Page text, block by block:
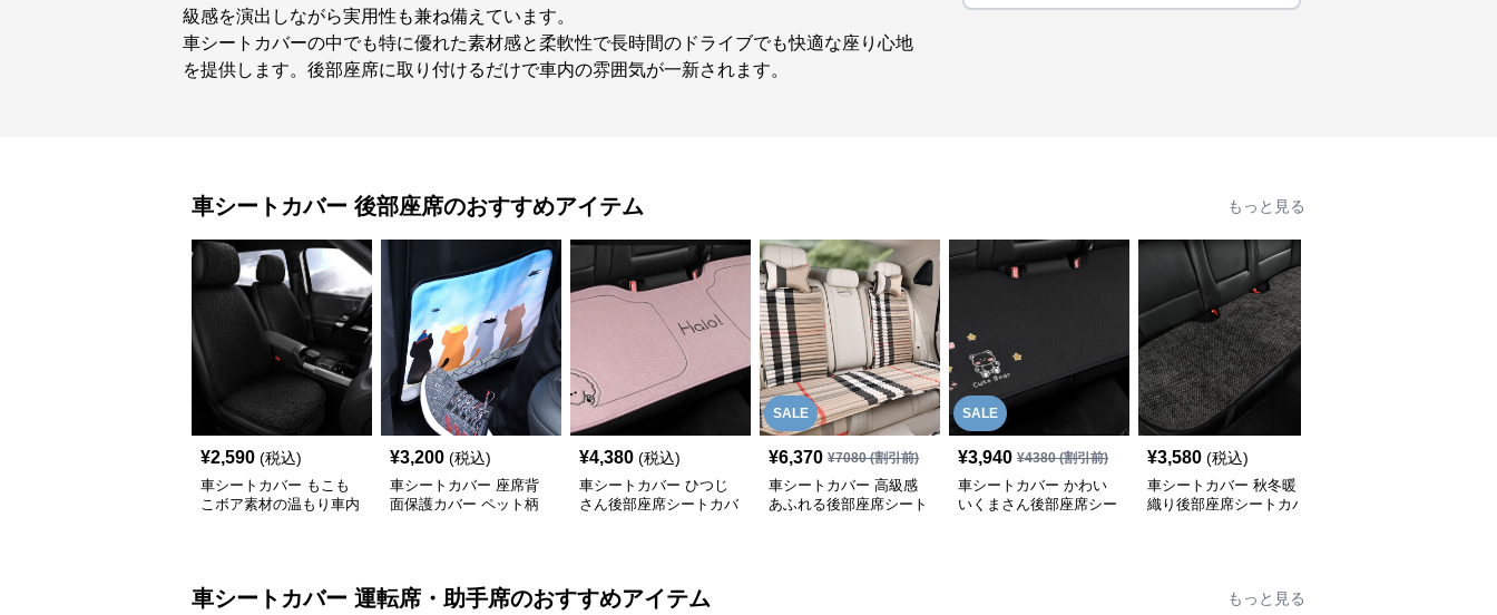
級感を演出しながら実用性も兼ね備えています。
車シートカバーの中でも特に優れた素材感と柔軟性で長時間のドライブでも快適な座り心地
を提供します。後部座席に取り付けるだけで車内の雰囲気が一新されます。
車シートカバー 後部座席のおすすめアイテム もっと見る
¥2,590 (税込)
車シートカバー もこも
こボア素材の温もり車内
¥3,200 (税込)
車シートカバー 座席背
面保護カバー ペット柄
¥4,380 (税込)
車シートカバー ひつじ
さん後部座席シートカバ
SALE
¥6,370 ¥7080(割引前)
車シートカバー 高級感
あふれる後部座席シート
SALE
¥3,940 ¥4380(割引前)
車シートカバー かわい
いくまさん後部座席シー
¥3,580 (税込)
車シートカバー 秋冬暖
織り後部座席シートカバ
車シートカバー 運転席・助手席のおすすめアイテム もっと見る